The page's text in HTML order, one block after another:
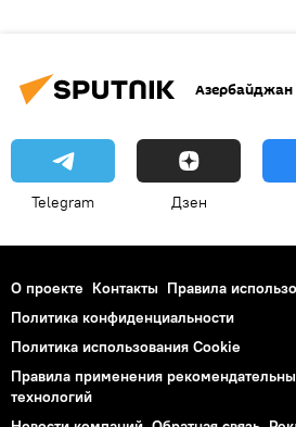
Азербайджан
Telegram Дзен
О проекте Контакты Правила
Политика конфиденциальности
Политика использования Cookie
Правила применения
технологий